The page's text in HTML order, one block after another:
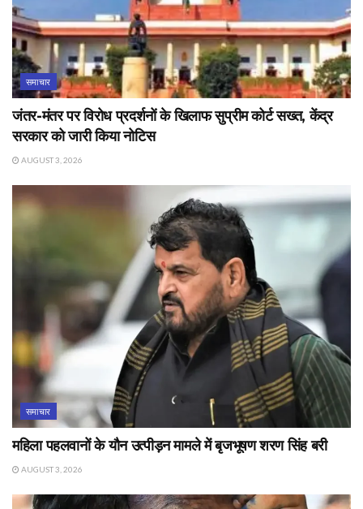
समाचार
जंतर-मंतर पर विरोध प्रदर्शनों के खिलाफ सुप्रीम कोर्ट सख्त, केंद्र
सरकार को जारी किया नोटिस
AUGUST 3, 2026
समाचार
महिला पहलवानों के यौन उत्पीड़न मामले में बृजभूषण शरण सिंह बरी
AUGUST 3, 2026